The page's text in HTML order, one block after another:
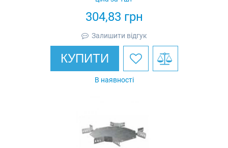
304,83 грн
Залишити відгук
КУПИТИ
В наявності